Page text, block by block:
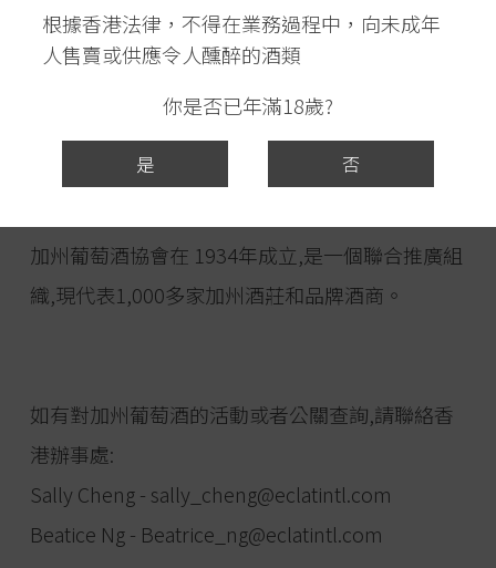
根據香港法律，不得在業務過程中，向未成年
人售賣或供應令人醺醉的酒類
你是否已年滿18歲?
是 否
地 - 宏麗的自然風光、美好的生活態度、令人垂涎
的葡萄酒和美食。 這個企劃努力開發出口市場,在
27個國家協助和支持加州酒莊!
補充資料: 關於加州葡萄酒協會
California Wine Institute
加州葡萄酒協會在 1934年成立,是一個聯合推廣組
織,現代表1,000多家加州酒莊和品牌酒商。
如有對加州葡萄酒的活動或者公關查詢,請聯絡香
港辦事處:
Sally Cheng - sally_cheng@eclatintl.com
Beatice Ng - Beatrice_ng@eclatintl.com